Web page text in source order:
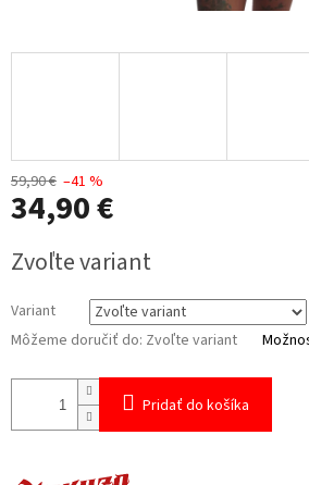
59,90 € –41 %
34,90 €
cena:
Zvoľte variant
Variant
Môžeme doručiť do: Zvoľte variant
Pridať do košíka